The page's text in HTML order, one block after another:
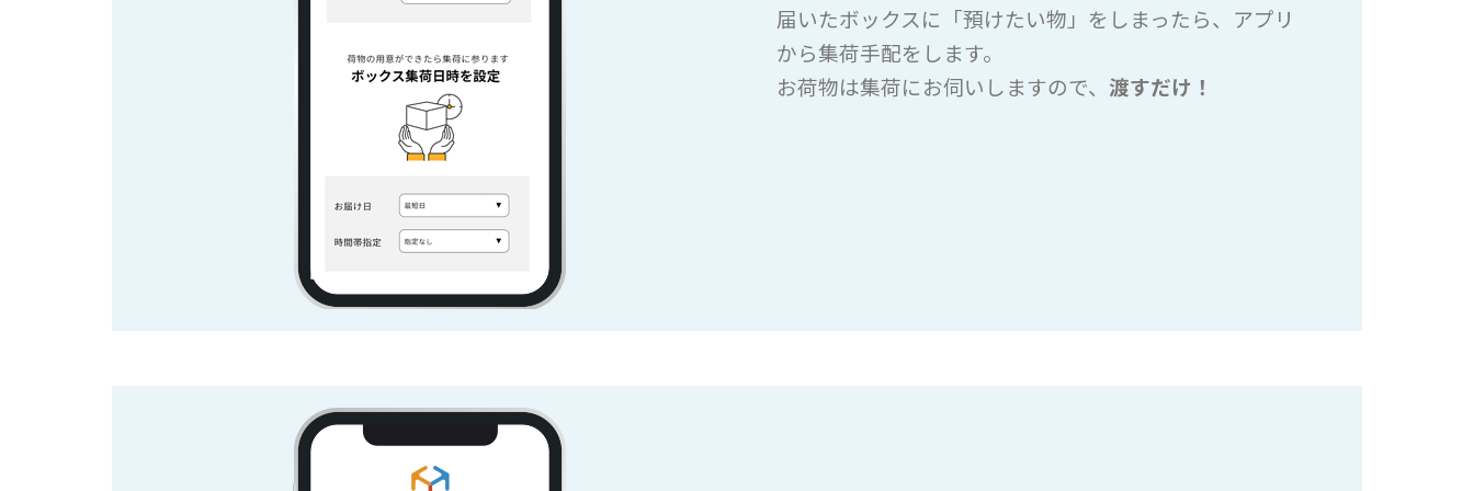
届いたボックスに「預けたい物」をしまったら、アプリ
から集荷手配をします。
お荷物は集荷にお伺いしますので、 渡すだけ！